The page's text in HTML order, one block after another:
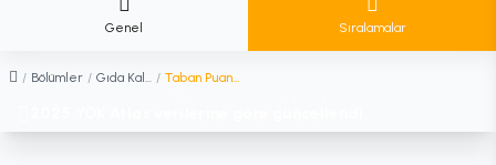
Genel Sıralamalar
/ Bölümler / Gıda Kalite Kontrolü ve Analizi / Taban Puanları ve Sıralamaları